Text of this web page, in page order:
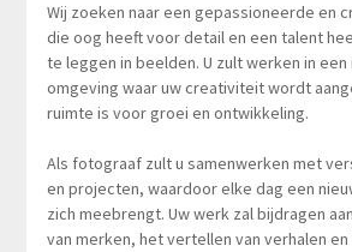
Wij zoeken naar een gepassioneerde en
die oog heeft voor detail en een talent
te leggen in beelden. U zult werken in
omgeving waar uw creativiteit wordt
ruimte is voor groei en ontwikkeling.
Als fotograaf zult u samenwerken met
en projecten, waardoor elke dag een
zich meebrengt. Uw werk zal bijdragen
van merken, het vertellen van verhalen